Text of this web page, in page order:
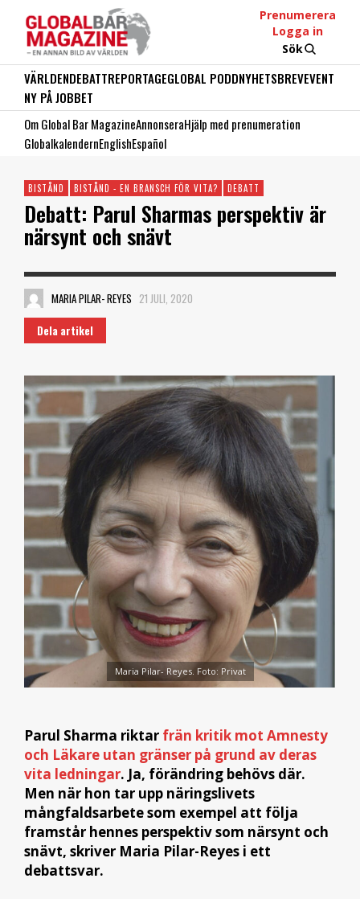
Prenumerera
Logga in
Sök
VÄRLDENDEBATTREPORTAGEGLOBAL PODDNYHETSBREVEVENT
NY PÅ JOBBET
Om Global Bar MagazineAnnonseraHjälp med prenumeration
GlobalkalendernEnglishEspañol
BISTÅND BISTÅND - EN BRANSCH FÖR VITA? DEBATT
Debatt: Parul Sharmas perspektiv är
närsynt och snävt
MARIA PILAR- REYES 21 JULI, 2020
Dela artikel
Maria Pilar- Reyes. Foto: Privat
Parul Sharma riktar frän kritik mot Amnesty
och Läkare utan gränser på grund av deras
vita ledningar. Ja, förändring behövs där.
Men när hon tar upp näringslivets
mångfaldsarbete som exempel att följa
framstår hennes perspektiv som närsynt och
snävt, skriver Maria Pilar-Reyes i ett
debattsvar.